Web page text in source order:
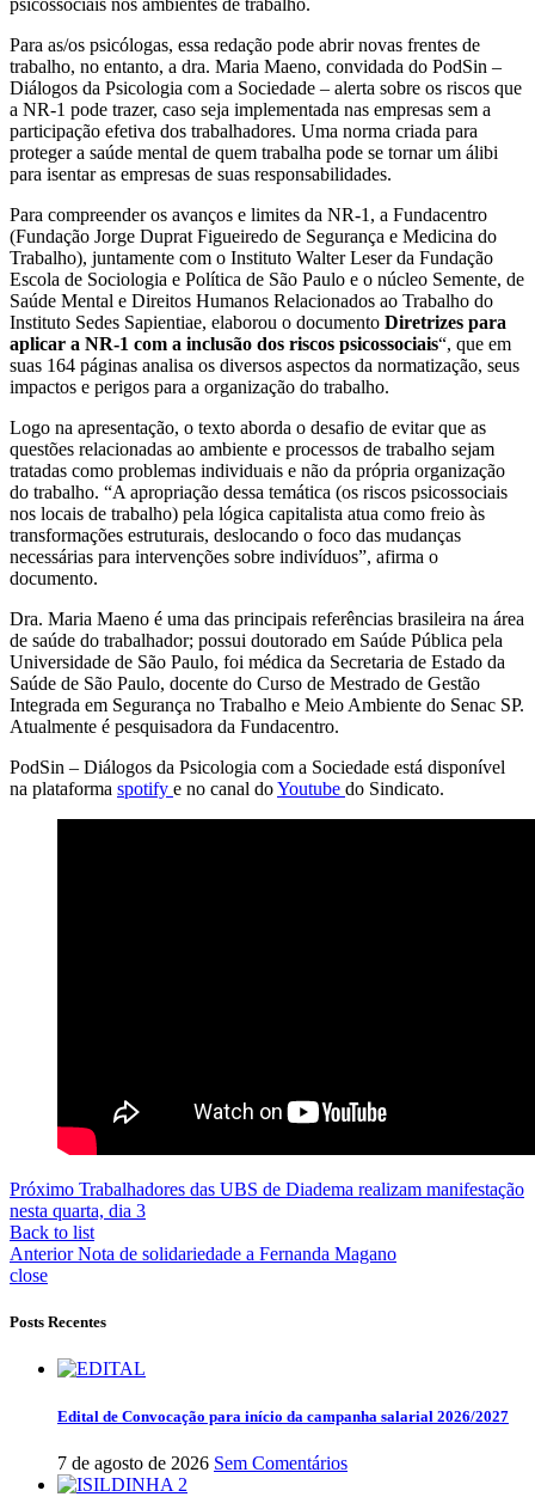
psicossociais nos ambientes de trabalho.
Para as/os psicólogas, essa redação pode abrir novas frentes de
trabalho, no entanto, a dra. Maria Maeno, convidada do PodSin –
Diálogos da Psicologia com a Sociedade – alerta sobre os riscos que
a NR-1 pode trazer, caso seja implementada nas empresas sem a
participação efetiva dos trabalhadores. Uma norma criada para
proteger a saúde mental de quem trabalha pode se tornar um álibi
para isentar as empresas de suas responsabilidades.
Para compreender os avanços e limites da NR-1, a Fundacentro
(Fundação Jorge Duprat Figueiredo de Segurança e Medicina do
Trabalho), juntamente com o Instituto Walter Leser da Fundação
Escola de Sociologia e Política de São Paulo e o núcleo Semente, de
Saúde Mental e Direitos Humanos Relacionados ao Trabalho do
Instituto Sedes Sapientiae, elaborou o documento Diretrizes para
aplicar a NR-1 com a inclusão dos riscos psicossociais“, que em
suas 164 páginas analisa os diversos aspectos da normatização, seus
impactos e perigos para a organização do trabalho.
Logo na apresentação, o texto aborda o desafio de evitar que as
questões relacionadas ao ambiente e processos de trabalho sejam
tratadas como problemas individuais e não da própria organização
do trabalho. “A apropriação dessa temática (os riscos psicossociais
nos locais de trabalho) pela lógica capitalista atua como freio às
transformações estruturais, deslocando o foco das mudanças
necessárias para intervenções sobre indivíduos”, afirma o
documento.
Dra. Maria Maeno é uma das principais referências brasileira na área
de saúde do trabalhador; possui doutorado em Saúde Pública pela
Universidade de São Paulo, foi médica da Secretaria de Estado da
Saúde de São Paulo, docente do Curso de Mestrado de Gestão
Integrada em Segurança no Trabalho e Meio Ambiente do Senac SP.
Atualmente é pesquisadora da Fundacentro.
PodSin – Diálogos da Psicologia com a Sociedade está disponível
na plataforma spotify e no canal doYoutube do Sindicato.
Próximo Trabalhadores das UBS de Diadema realizam manifestação
nesta quarta, dia 3
Back to list
Anterior Nota de solidariedade a Fernanda Magano
close
Posts Recentes
Edital de Convocação para início da campanha salarial 2026/2027
7 de agosto de 2026 Sem Comentários